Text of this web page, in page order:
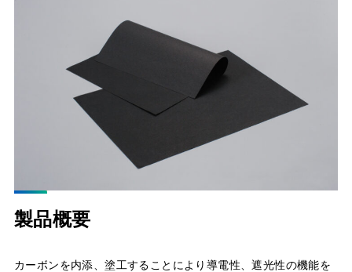
製品概要
カーボンを内添、塗工することにより導電性、遮光性の機能を